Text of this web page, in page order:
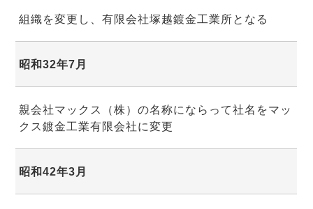
組織を変更し、有限会社塚越鍍金工業所となる
昭和32年7月
親会社マックス（株）の名称にならって社名をマッ
クス鍍金工業有限会社に変更
昭和42年3月